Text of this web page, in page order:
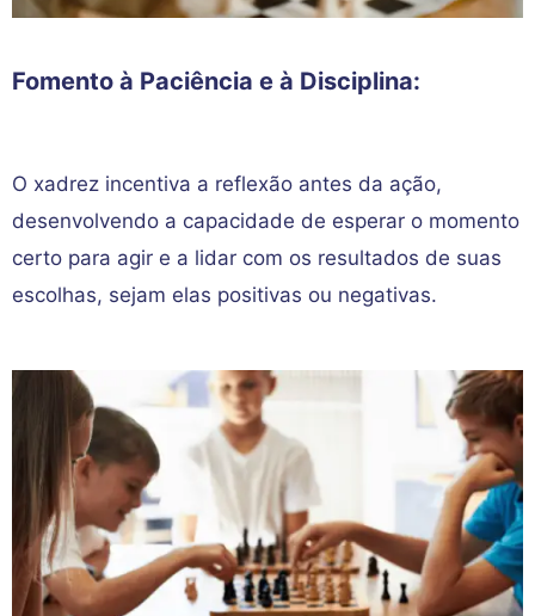
Fomento à Paciência e à Disciplina:
O xadrez incentiva a reflexão antes da ação,
desenvolvendo a capacidade de esperar o momento
certo para agir e a lidar com os resultados de suas
escolhas, sejam elas positivas ou negativas.